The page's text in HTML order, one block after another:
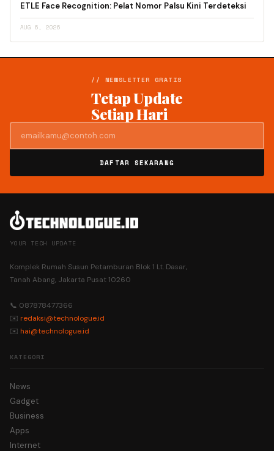
ETLE Face Recognition: Pelat Nomor Palsu Kini Terdeteksi
AUG 6, 2026
// NEWSLETTER GRATIS
Tetap Update
Setiap Hari
DAFTAR SEKARANG
YOUR TECH UPDATE
Komplek Rumah Susun Petamburan Blok 1 Lt. Dasar,
Tanah Abang, Jakarta Pusat 10260
📞 087878477366
✉️ redaksi@technologue.id
✉️ hai@technologue.id
KATEGORI
News
Gadget
Business
Apps
Internet